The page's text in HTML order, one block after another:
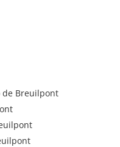
Breuilpont